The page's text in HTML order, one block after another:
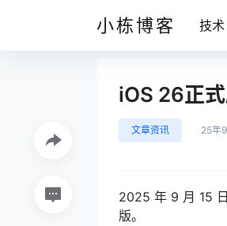
小栋博客 技术
iOS 26正
文章资讯 25年
2025 年 9 月 15
版。